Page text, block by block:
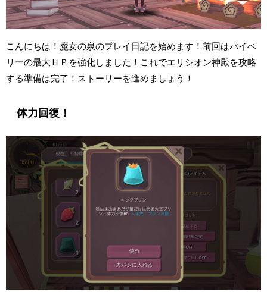
こんにちは！魔女の泉のプレイ日記を始めます！前回はパイベ
リーの最大ＨＰを強化しました！これでエリシオン神殿を攻略
する準備は完了！ストーリーを進めましょう！
体力回復！